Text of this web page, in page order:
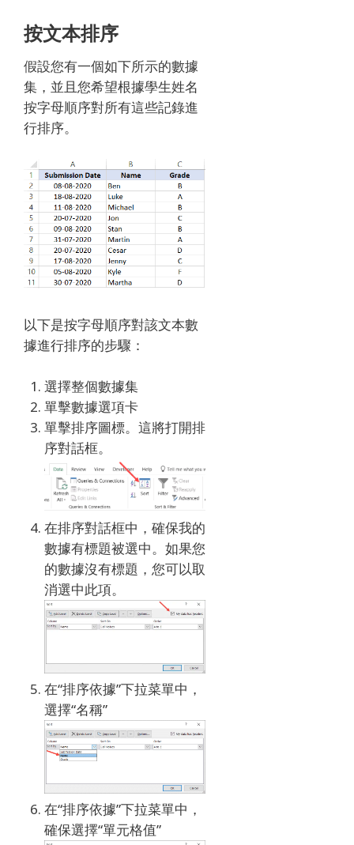
按文本排序
假設您有一個如下所示的數據
集，並且您希望根據學生姓名
按字母順序對所有這些記錄進
行排序。
以下是按字母順序對該文本數
據進行排序的步驟：
選擇整個數據集
單擊數據選項卡
單擊排序圖標。 這將打開排
序對話框。
在排序對話框中，確保我的
數據有標題被選中。 如果您
的數據沒有標題，您可以取
消選中此項。
在“排序依據”下拉菜單中，
選擇“名稱”
在“排序依據”下拉菜單中，
確保選擇“單元格值”